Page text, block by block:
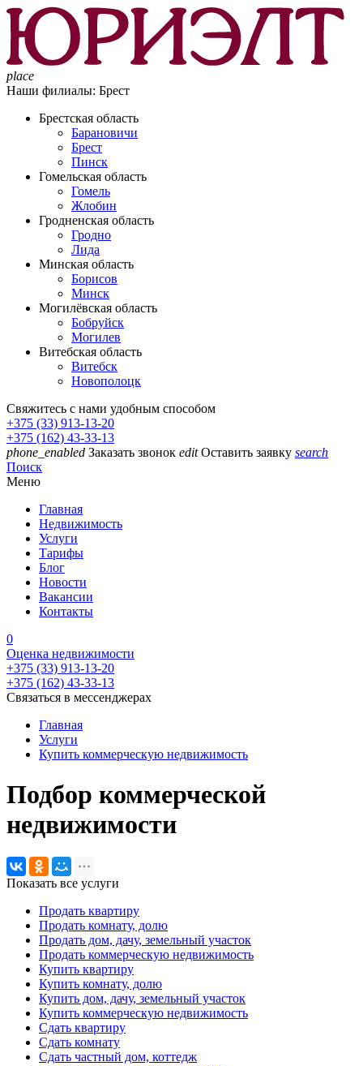
place
Наши филиалы: Брест
Брестская область
Барановичи
Брест
Пинск
Гомельская область
Гомель
Жлобин
Гродненская область
Гродно
Лида
Минская область
Борисов
Минск
Могилёвская область
Бобруйск
Могилев
Витебская область
Витебск
Новополоцк
Свяжитесь с нами удобным способом
+375 (33) 913-13-20
+375 (162) 43-33-13
phone_enabled Заказать звонок edit Оставить заявку search
Поиск
Меню
Главная
Недвижимость
Услуги
Тарифы
Блог
Новости
Вакансии
Контакты
0
Оценка недвижимости
+375 (33) 913-13-20
+375 (162) 43-33-13
Связаться в мессенджерах
Главная
Услуги
Купить коммерческую недвижимость
Подбор коммерческой
недвижимости
Показать все услуги
Продать квартиру
Продать комнату, долю
Продать дом, дачу, земельный участок
Продать коммерческую недвижимость
Купить квартиру
Купить комнату, долю
Купить дом, дачу, земельный участок
Купить коммерческую недвижимость
Сдать квартиру
Сдать комнату
Сдать частный дом, коттедж